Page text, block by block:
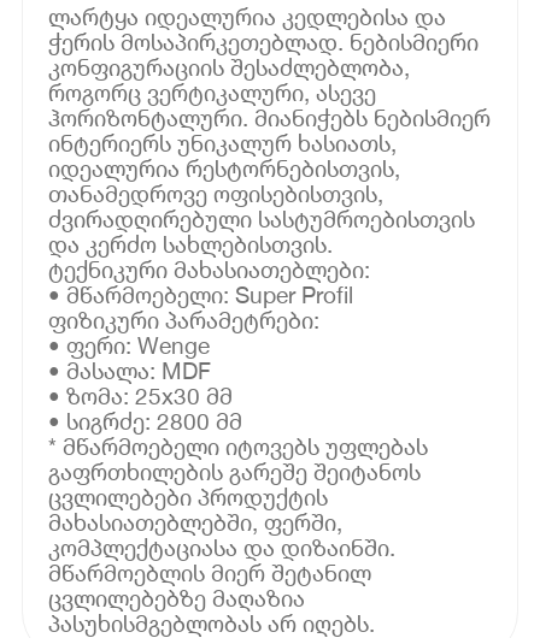
ლარტყა იდეალურია კედლებისა და
ჭერის მოსაპირკეთებლად. ნებისმიერი
კონფიგურაციის შესაძლებლობა,
როგორც ვერტიკალური, ასევე
ჰორიზონტალური. მიანიჭებს ნებისმიერ
ინტერიერს უნიკალურ ხასიათს,
იდეალურია რესტორნებისთვის,
თანამედროვე ოფისებისთვის,
ძვირადღირებული სასტუმროებისთვის
და კერძო სახლებისთვის.
ტექნიკური მახასიათებლები:
• მწარმოებელი: Super Profil
ფიზიკური პარამეტრები:
• ფერი: Wenge
• მასალა: MDF
• ზომა: 25x30 მმ
• სიგრძე: 2800 მმ
* მწარმოებელი იტოვებს უფლებას
გაფრთხილების გარეშე შეიტანოს
ცვლილებები პროდუქტის
მახასიათებლებში, ფერში,
კომპლექტაციასა და დიზაინში.
მწარმოებლის მიერ შეტანილ
ცვლილებებზე მაღაზია
პასუხისმგებლობას არ იღებს.